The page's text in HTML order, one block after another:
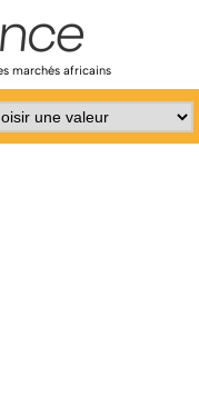
marchés africains